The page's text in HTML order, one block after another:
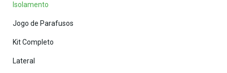
Isolamento
Jogo de Parafusos
Kit Completo
Lateral